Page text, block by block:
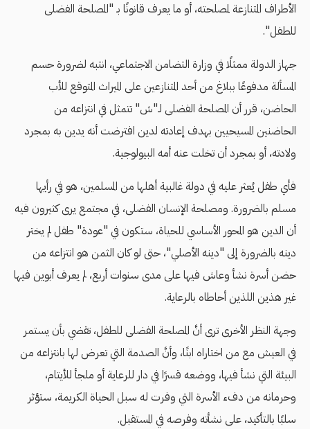
الأطراف المتنازعة لمصلحته، أو ما يعرف قانونًا بـ "المصلحة الفضلى
للطفل".
جهاز الدولة ممثلًا في وزارة التضامن الاجتماعي، انتبه لضرورة حسم
المسألة مدفوعًا ببلاغ من أحد المتنازعين على الميراث المتوقع للأب
الحاضن، قرر أن المصلحة الفضلى لـ"ش" تتمثل في انتزاعه من
الحاضنين المسيحيين بهدف إعادته لدين افترضت أنه يدين به بمجرد
ولادته، أو بمجرد أن تخلت عنه أمه البيولوجية.
فأي طفل يُعثر عليه في دولة غالبية أهلها من المسلمين، هو في رأيها
مسلم بالضرورة. ومصلحة الإنسان الفضلى، في مجتمع يرى كثيرون فيه
أن الدين هو المحور الأساسي للحياة، ستكون في "عودة" طفل لم يختر
دينه بالضرورة إلى "دينه الأصلي"، حتى لو كان الثمن هو انتزاعه من
حضن أسرة نشأ وعاش فيها على مدى سنوات أربع، لم يعرف أبوين فيها
غير هذين اللذين أحاطاه بالرعاية.
وجهة النظر الأخرى ترى أنَّ المصلحة الفضلى للطفل، تقضي بأن يستمر
في العيش مع من اختاراه ابنًا، وأنَّ الصدمة التي تعرض لها بانتزاعه من
البيئة التي نشأ فيها، ووضعه قسرًا في دار للرعاية أو ملجأ للأيتام،
وحرمانه من دفء الأسرة التي وفرت له سبل الحياة الكريمة، ستؤثر
سلبًا بالتأكيد، على نشأته وفرصه في المستقبل.